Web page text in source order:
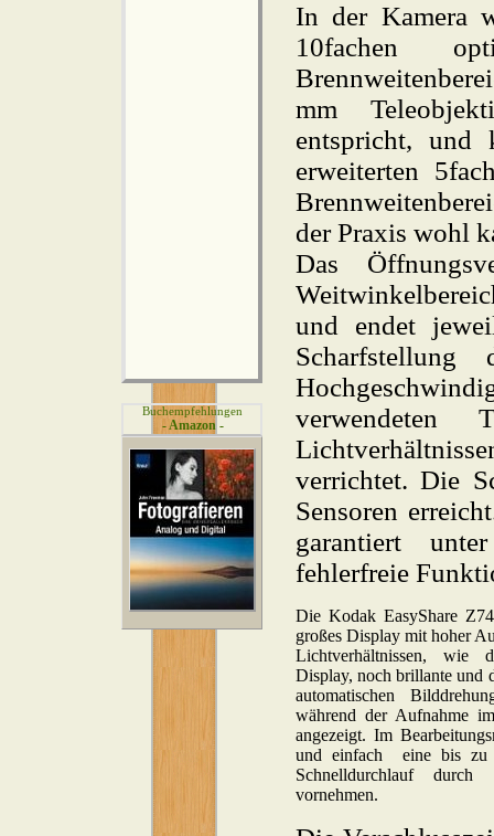
Buchempfehlungen
- Amazon -
In der Kamera
10fachen
mm
entspricht, und
erweiterten
der Praxis wohl
Das
und endet
verwendeten
verrichtet. Die
Sensoren
garantiert
fehlerfreie
Die Kodak EasyShare
großes Display mit hoher
Lichtverhältnissen, wie
Display, noch brillante und
automatischen
während der Aufnahme
angezeigt. Im
und einfach eine bis zu
Schnelldurchlauf
vornehmen.